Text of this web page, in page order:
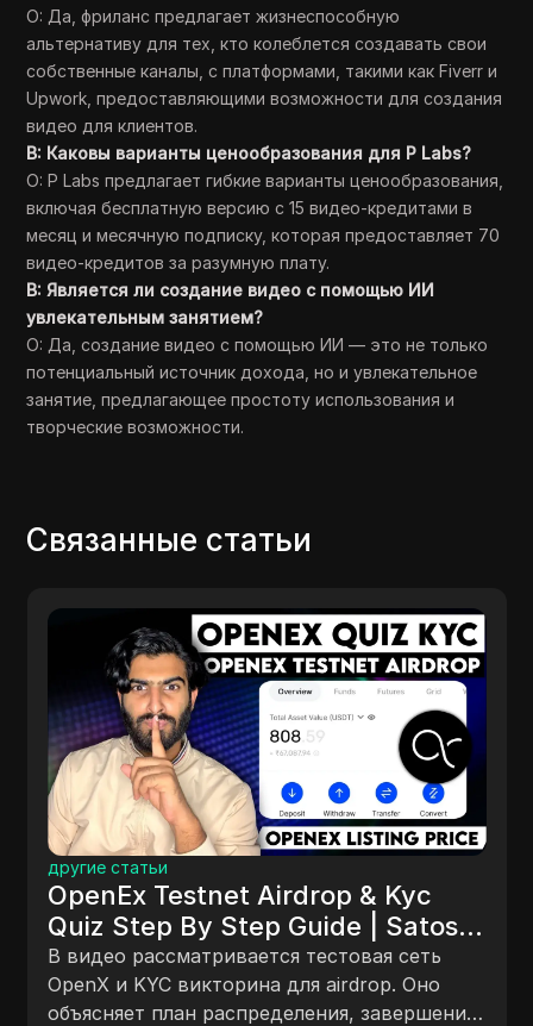
О: Да, фриланс предлагает жизнеспособную
альтернативу для тех, кто колеблется создавать свои
собственные каналы, с платформами, такими как Fiverr и
Upwork, предоставляющими возможности для создания
видео для клиентов.
В: Каковы варианты ценообразования для P Labs?
О: P Labs предлагает гибкие варианты ценообразования,
включая бесплатную версию с 15 видео-кредитами в
месяц и месячную подписку, которая предоставляет 70
видео-кредитов за разумную плату.
В: Является ли создание видео с помощью ИИ
увлекательным занятием?
О: Да, создание видео с помощью ИИ — это не только
потенциальный источник дохода, но и увлекательное
занятие, предлагающее простоту использования и
творческие возможности.
Связанные статьи
другие статьи
OpenEx Testnet Airdrop & Kyc
Quiz Step By Step Guide | Satoshi
Mining Oex Price, Withdrawal
(2024)
В видео рассматривается тестовая сеть
OpenX и KYC викторина для airdrop. Оно
объясняет план распределения, завершение